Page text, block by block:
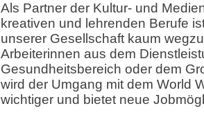
Als Partner der Kultur- und
kreativen und lehrenden Berufe
unserer Gesellschaft kaum
Arbeiterinnen aus dem
Gesundheitsbereich oder dem
wird der Umgang mit dem World
wichtiger und bietet neue